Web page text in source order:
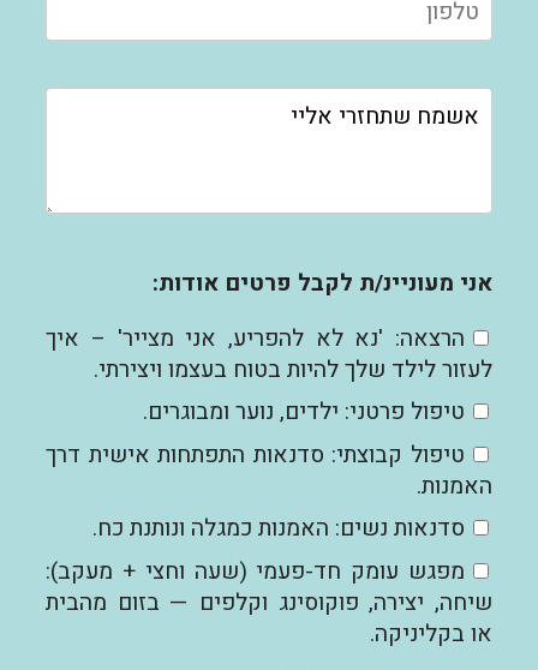
אני מעוניינ/ת לקבל פרטים אודות:
הרצאה: 'נא לא להפריע, אני מצייר' – איך
לעזור לילד שלך להיות בטוח בעצמו ויצירתי.
טיפול פרטני: ילדים, נוער ומבוגרים.
טיפול קבוצתי: סדנאות התפתחות אישית דרך
האמנות.
סדנאות נשים: האמנות כמגלה ונותנת כח.
מפגש עומק חד-פעמי (שעה וחצי + מעקב):
שיחה, יצירה, פוקוסינג וקלפים — בזום מהבית
או בקליניקה.